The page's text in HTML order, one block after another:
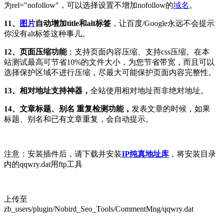
为rel="nofollow"，可以选择设置不增加nofollow的域名 。
11、 图片自动增加title和alt标签 ，让百度/Google永远不会提示
你没有alt标签这种事儿。
12、页面压缩功能：支持页面内容压缩、支持css压缩。在本
站测试最高可节省10%的文件大小，为您节省带宽，而且可以
选择保护区域不进行压缩，尽最大可能保护页面内容完整性。
13、相对地址支持神器， 全站使用相对地址而非绝对地址。
14、文章标题、别名 重复检测功能， 发表文章的时候，如果
标题、别名和已有文章重复，会自动提示。
注意：安装插件后，请下载并安装IP纯真地址库 ，将安装目录
内的qqwry.dat用ftp工具
上传至
zb_users/plugin/Nobird_Seo_Tools/CommentMng/qqwry.dat